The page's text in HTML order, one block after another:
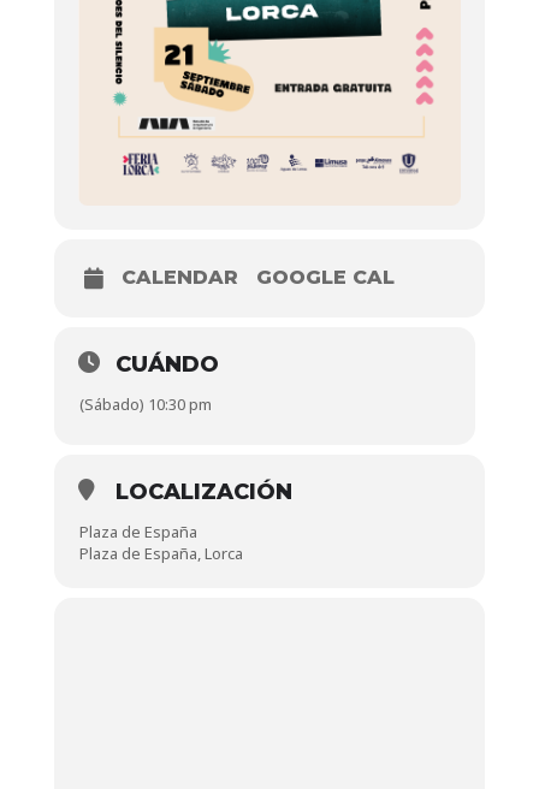
CALENDAR GOOGLE CAL
CUÁNDO
(Sábado) 10:30 pm
LOCALIZACIÓN
Plaza de España
Plaza de España, Lorca